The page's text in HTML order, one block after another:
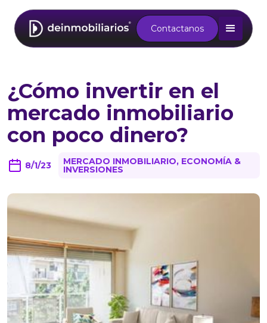
¿Cómo invertir en el
mercado inmobiliario
con poco dinero?
8/1/23 MERCADO INMOBILIARIO, ECONOMÍA &
INVERSIONES
Contactanos